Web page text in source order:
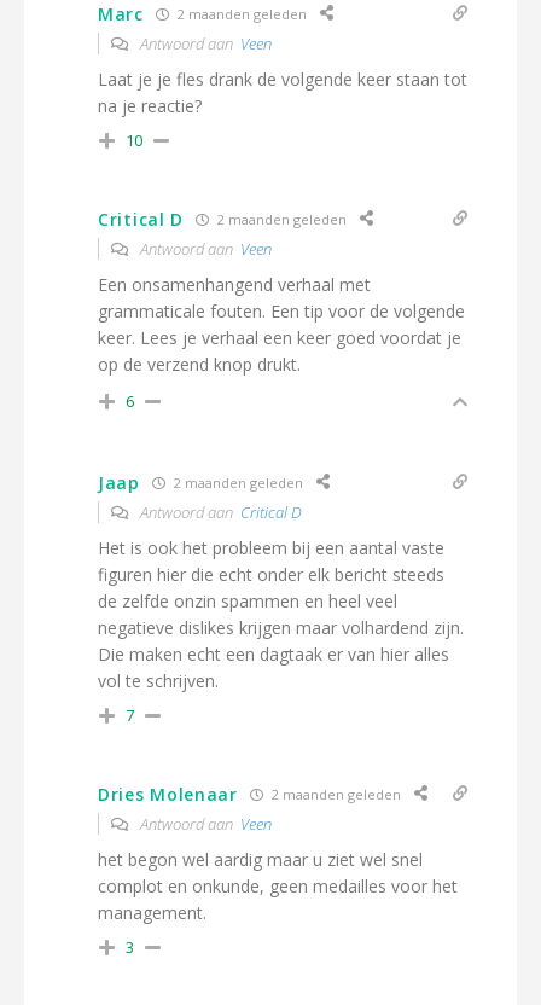
Marc 2 maanden geleden
Antwoord aan Veen
Laat je je fles drank de volgende keer staan tot
na je reactie?
10
Critical D 2 maanden geleden
Antwoord aan Veen
Een onsamenhangend verhaal met
grammaticale fouten. Een tip voor de volgende
keer. Lees je verhaal een keer goed voordat je
op de verzend knop drukt.
6
Jaap 2 maanden geleden
Antwoord aan Critical D
Het is ook het probleem bij een aantal vaste
figuren hier die echt onder elk bericht steeds
de zelfde onzin spammen en heel veel
negatieve dislikes krijgen maar volhardend zijn.
Die maken echt een dagtaak er van hier alles
vol te schrijven.
7
Dries Molenaar 2 maanden geleden
Antwoord aan Veen
het begon wel aardig maar u ziet wel snel
complot en onkunde, geen medailles voor het
management.
3